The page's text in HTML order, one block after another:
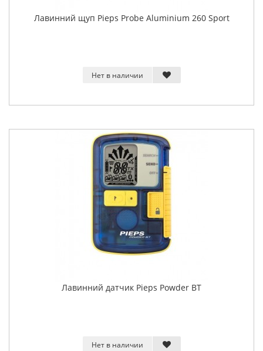
Лавинний щуп Pieps Probe Aluminium 260 Sport
Нет в наличии
Лавинний датчик Pieps Powder BT
Нет в наличии